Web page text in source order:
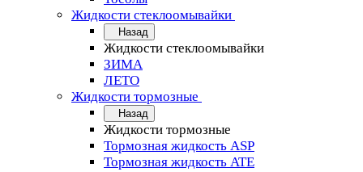
Жидкости стеклоомывайки
Назад
Жидкости стеклоомывайки
ЗИМА
ЛЕТО
Жидкости тормозные
Назад
Жидкости тормозные
Тормозная жидкость ASP
Тормозная жидкость ATE